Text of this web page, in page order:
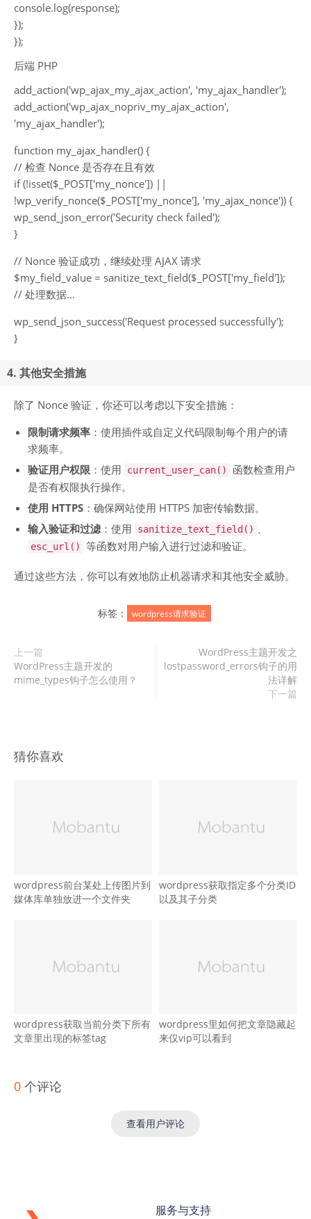
console.log(response);
});
});
后端 PHP
add_action('wp_ajax_my_ajax_action', 'my_ajax_handler');
add_action('wp_ajax_nopriv_my_ajax_action',
'my_ajax_handler');
function my_ajax_handler() {
// 检查 Nonce 是否存在且有效
if (!isset($_POST['my_nonce']) ||
!wp_verify_nonce($_POST['my_nonce'], 'my_ajax_nonce')) {
wp_send_json_error('Security check failed');
}
// Nonce 验证成功，继续处理 AJAX 请求
$my_field_value = sanitize_text_field($_POST['my_field']);
// 处理数据...
wp_send_json_success('Request processed successfully');
}
4. 其他安全措施
除了 Nonce 验证，你还可以考虑以下安全措施：
限制请求频率 ：使用插件或自定义代码限制每个用户的请
求频率。
验证用户权限 ：使用 current_user_can()
函数检查用户
是否有权限执行操作。
使用 HTTPS ：确保网站使用 HTTPS 加密传输数据。
输入验证和过滤：使用 sanitize_text_field() 、
esc_url() 等函数对用户输入进行过滤和验证。
通过这些方法，你可以有效地防止机器请求和其他安全威胁。
标签： wordpress请求验证
上一篇
WordPress主题开发的
mime_types钩子怎么使用？
WordPress主题开发之
lostpassword_errors钩子的用
法详解
下一篇
猜你喜欢
wordpress前台某处上传图片到
媒体库单独放进一个文件夹
wordpress获取指定多个分类ID
以及其子分类
wordpress获取当前分类下所有
文章里出现的标签tag
wordpress里如何把文章隐藏起
来仅vip可以看到
0 个评论
查看用户评论
服务与支持